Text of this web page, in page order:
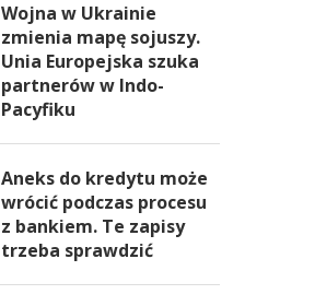
Wojna w Ukrainie
zmienia mapę sojuszy.
Unia Europejska szuka
partnerów w Indo-
Pacyfiku
Aneks do kredytu może
wrócić podczas procesu
z bankiem. Te zapisy
trzeba sprawdzić